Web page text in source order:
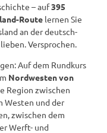
– auf395
Route lernen Sie
an der deutsch-
Versprochen.
Auf dem Rundkurs
Nordwesten von
Region zwischen
und der
zwischen dem
Werft- und